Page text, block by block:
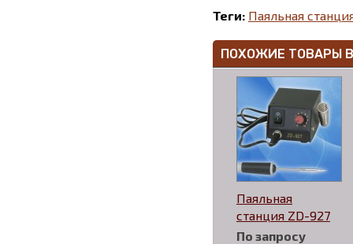
Теги: Паяльная
ПОХОЖИЕ ТОВАРЫ
Паяльная
станция ZD-927
По запросу